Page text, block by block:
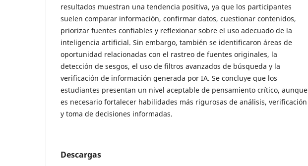
resultados muestran una tendencia positiva, ya que los participantes
suelen comparar información, confirmar datos, cuestionar contenidos,
priorizar fuentes confiables y reflexionar sobre el uso adecuado de la
inteligencia artificial. Sin embargo, también se identificaron áreas de
oportunidad relacionadas con el rastreo de fuentes originales, la
detección de sesgos, el uso de filtros avanzados de búsqueda y la
verificación de información generada por IA. Se concluye que los
estudiantes presentan un nivel aceptable de pensamiento crítico, aunque
es necesario fortalecer habilidades más rigurosas de análisis, verificación
y toma de decisiones informadas.
Descargas